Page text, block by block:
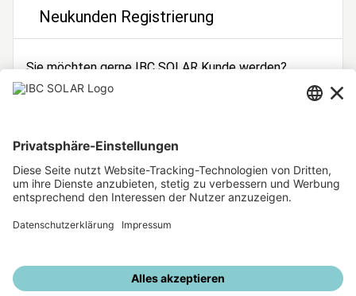
Neukunden Registrierung
Sie möchten gerne IBC SOLAR Kunde werden?
Dann registrieren Sie sich jetzt!
Unsere weiteren Angebote
IBC SOLAR Webseite